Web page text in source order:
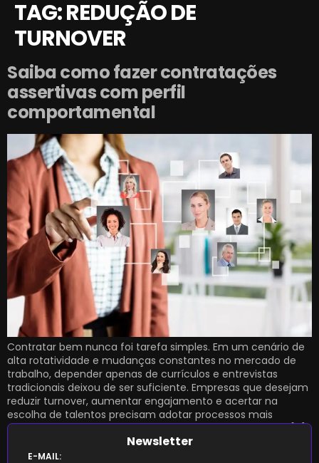
TAG:REDUÇÃO DE
TURNOVER
Saiba como fazer contratações
assertivas com perfil
comportamental
Contratar bem nunca foi tarefa simples. Em um cenário de
alta rotatividade e mudanças constantes no mercado de
trabalho, depender apenas de currículos e entrevistas
tradicionais deixou de ser suficiente. Empresas que desejam
reduzir turnover, aumentar engajamento e acertar na
escolha de talentos precisam adotar processos mais
estratégicos — que combinem dados, cultura e critérios […]
Newsletter
E-MAIL: